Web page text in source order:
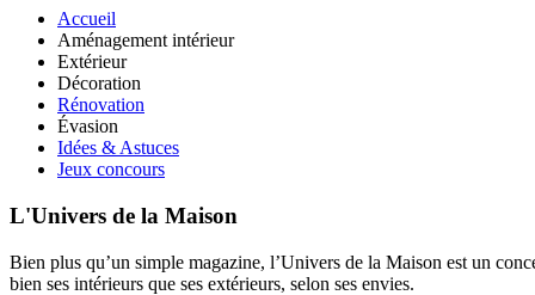
Accueil
Aménagement intérieur
Extérieur
Décoration
Rénovation
Évasion
Idées & Astuces
Jeux concours
L'Univers de la Maison
Bien plus qu’un simple magazine, l’Univers de la Maison est un
bien ses intérieurs que ses extérieurs, selon ses envies.